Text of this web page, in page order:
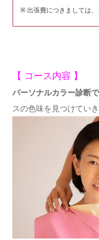
※ 出張費につきましては、
【 コース内容 】
パーソナルカラー診断
スの色味を見つけていき